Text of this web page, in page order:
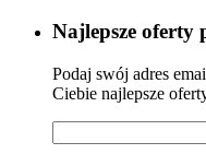
Najlepsze oferty
Podaj swój adres
Ciebie najlepsze